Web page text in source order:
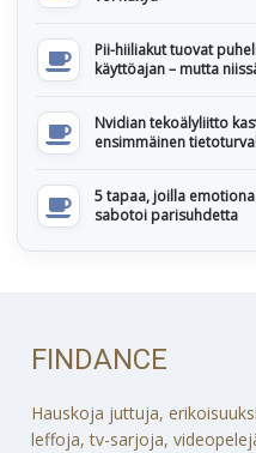
Pii-hiiliakut tuovat
käyttöajan – mutta
Nvidian tekoälyliitto
ensimmäinen
5 tapaa, joilla
sabotoi parisuhdetta
FINDANCE
Hauskoja juttuja,
leffoja, tv-sarjoja,